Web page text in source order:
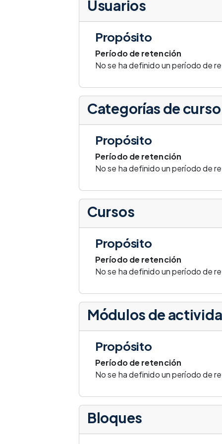
Usuarios
Propósito
Período de retención
No se ha definido un período de
Categorías de curso
Propósito
Período de retención
No se ha definido un período de
Cursos
Propósito
Período de retención
No se ha definido un período de
Módulos de
Propósito
Período de retención
No se ha definido un período de
Bloques